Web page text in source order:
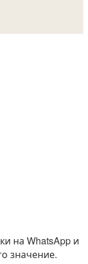
на WhatsApp и
значение.